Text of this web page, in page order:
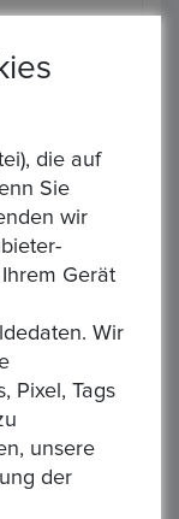
die auf
Sie
wir
Gerät
Wir
Pixel, Tags
unsere
der